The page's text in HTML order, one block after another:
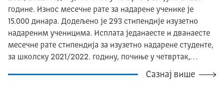
године. Износ месечне рате за надарене ученике је
15.000 динара. Додељено је 293 стипендије изузетно
надареним ученицима. Исплата једанаесте и дванаесте
месечне рате стипендија за изузетно надарене студенте,
за школску 2021/2022. годину, почиње у четвртак,…
Сазнај више